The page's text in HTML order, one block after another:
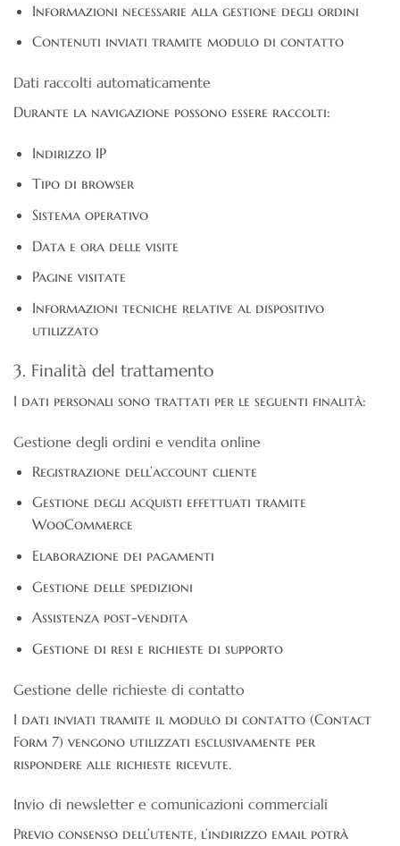
Informazioni necessarie alla gestione degli ordini
Contenuti inviati tramite modulo di contatto
Dati raccolti automaticamente
Durante la navigazione possono essere raccolti:
Indirizzo IP
Tipo di browser
Sistema operativo
Data e ora delle visite
Pagine visitate
Informazioni tecniche relative al dispositivo
utilizzato
3. Finalità del trattamento
I dati personali sono trattati per le seguenti finalità:
Gestione degli ordini e vendita online
Registrazione dell’account cliente
Gestione degli acquisti effettuati tramite
WooCommerce
Elaborazione dei pagamenti
Gestione delle spedizioni
Assistenza post-vendita
Gestione di resi e richieste di supporto
Gestione delle richieste di contatto
I dati inviati tramite il modulo di contatto (Contact
Form 7) vengono utilizzati esclusivamente per
rispondere alle richieste ricevute.
Invio di newsletter e comunicazioni commerciali
Previo consenso dell’utente, l’indirizzo email potrà